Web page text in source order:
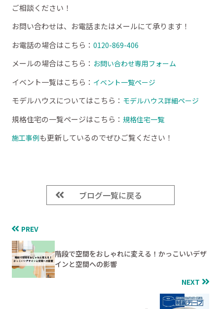
ご相談ください！
お問い合わせは、お電話またはメールにて承ります！
お電話の場合はこちら： 0120-869-406
メールの場合はこちら： お問い合わせ専用フォーム
イベント一覧はこちら： イベント一覧ページ
モデルハウスについてはこちら： モデルハウス詳細ページ
規格住宅の一覧ページはこちら： 規格住宅一覧
施工事例も更新しているのでぜひご覧ください！
ブログ一覧に戻る
PREV
階段で空間をおしゃれに変える！かっこいいデザ
インと空間への影響
NEXT